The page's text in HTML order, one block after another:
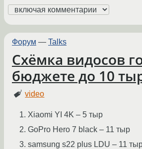
Форум — Talks
Схёмка видосов
бюджете до 10
video
Xiaomi YI 4K – 5 тыр
GoPro Hero 7 black – 11 тыр
samsung s22 plus LDU – 11